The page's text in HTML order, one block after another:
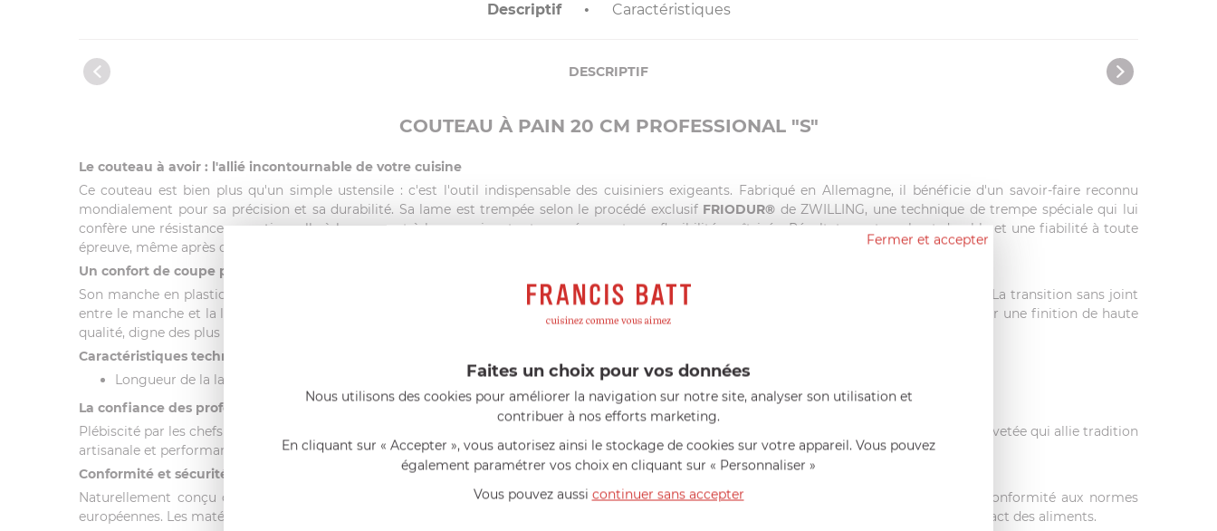
Descriptif Caractéristiques
DESCRIPTIF
COUTEAU À PAIN 20 CM PROFESSIONAL "S"
Le couteau à avoir : l'allié incontournable de votre cuisine
Ce couteau est bien plus qu'un simple ustensile : c'est l'outil indispensable des cuisiniers exigeants. Fabriqué en Allemagne, il bénéficie d'un savoir-faire reconnu
mondialement pour sa précision et sa durabilité. Sa lame est trempée selon le procédé exclusif FRIODUR® de ZWILLING, une technique de trempe spéciale qui lui
confère une résistance exceptionnelle à la coupe et à la corrosion, tout en préservant une flexibilité maîtrisée. Résultat : un tranchant durable et une fiabilité à toute
épreuve, même après des années d'utilisation intensive.
Un confort de coupe pensé pour la précision
Son manche en plastique a été étudié pour offrir une prise en main ergonomique et agréable, même lors de longues séances de préparation. La transition sans joint
entre le manche et la lame garantit une hygiène irréprochable en évitant toute accumulation de résidus. Chaque détail a été soigné pour offrir une finition de haute
qualité, digne des plus grands chefs.
Caractéristiques techniques :
Longueur de la lame : 200 mm
La confiance des professionnels
Plébiscité par les chefs et les passionnés de gastronomie du monde entier, ce couteau appartient à la célèbre série Professional S, une gamme rivetée qui allie tradition
artisanale et performances modernes. Chaque geste devient précis, chaque découpe est nette.
Conformité et sécurité alimentaire
Naturellement conçu dans le respect des directives d'hygiène et de sécurité les plus strictes, cet article porte le marquage CE, gage de conformité aux normes
européennes. Les matériaux utilisés répondent aux exigences des normes alimentaires en vigueur, pour une utilisation en toute sérénité au contact des aliments.
Fermer et accepter
Faites un choix pour vos données
Nous utilisons des cookies pour améliorer la navigation sur notre site, analyser son utilisation et
contribuer à nos efforts marketing.
En cliquant sur « Accepter », vous autorisez ainsi le stockage de cookies sur votre appareil. Vous pouvez
également paramétrer vos choix en cliquant sur « Personnaliser »
Vous pouvez aussi continuer sans accepter